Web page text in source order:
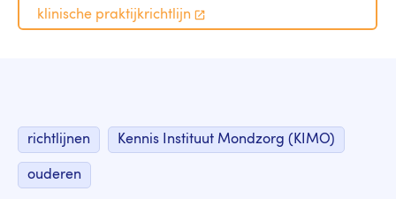
klinische praktijkrichtlijn
richtlijnen Kennis Instituut Mondzorg (KIMO)
ouderen